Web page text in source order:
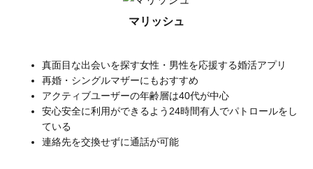
マリッシュ
真面目な出会いを探す女性・男性を応援する婚活アプリ
再婚・シングルマザーにもおすすめ
アクティブユーザーの年齢層は40代が中心
安心安全に利用ができるよう24時間有人でパトロールをし
ている
連絡先を交換せずに通話が可能